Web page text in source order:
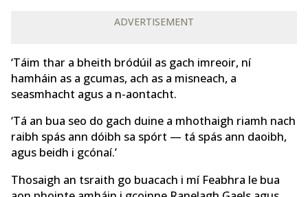
ADVERTISEMENT
‘Táim thar a bheith bródúil as gach imreoir, ní
hamháin as a gcumas, ach as a misneach, a
seasmhacht agus a n-aontacht.
‘Tá an bua seo do gach duine a mhothaigh riamh nach
raibh spás ann dóibh sa spórt — tá spás ann daoibh,
agus beidh i gcónaí.’
Thosaigh an tsraith go buacach i mí Feabhra le bua